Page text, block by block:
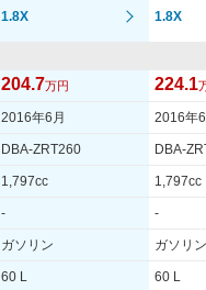
185/65R15 195/
9.8km/L 9.6km/L
18.1km/L 16.9km/
1.8X 1.8X
204.7万円 224.1
2016年6月 2016年
DBA-ZRT260 DBA-
1,797cc 1,797cc
- -
ガソリン ガソリン
60 L 60 L